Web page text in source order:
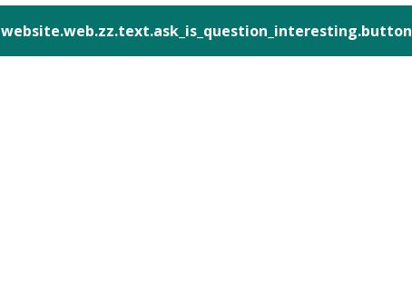
website.web.zz.text.ask_is_question_interesting.button